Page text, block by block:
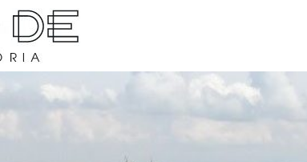
y su historia